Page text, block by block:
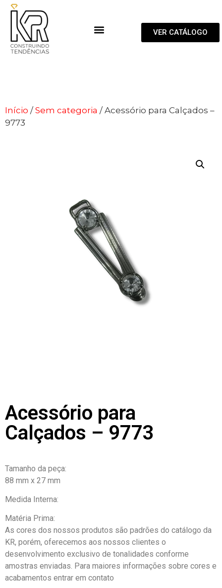
VER CATÁLOGO
Início /Sem categoria / Acessório para Calçados –
9773
Acessório para
Calçados – 9773
Tamanho da peça:
88 mm x 27 mm
Medida Interna:
Matéria Prima:
As cores dos nossos produtos são padrões do catálogo da
KR, porém, oferecemos aos nossos clientes o
desenvolvimento exclusivo de tonalidades conforme
amostras enviadas. Para maiores informações sobre cores e
acabamentos entrar em contato